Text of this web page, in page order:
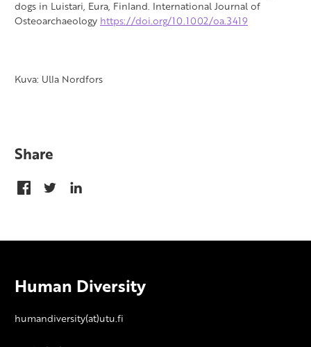
dogs in Luistari, Eura, Finland. International Journal of
Osteoarchaeology https://doi.org/10.1002/oa.3419
Kuva: Ulla Nordfors
Share
Human Diversity
humandiversity(at)utu.fi